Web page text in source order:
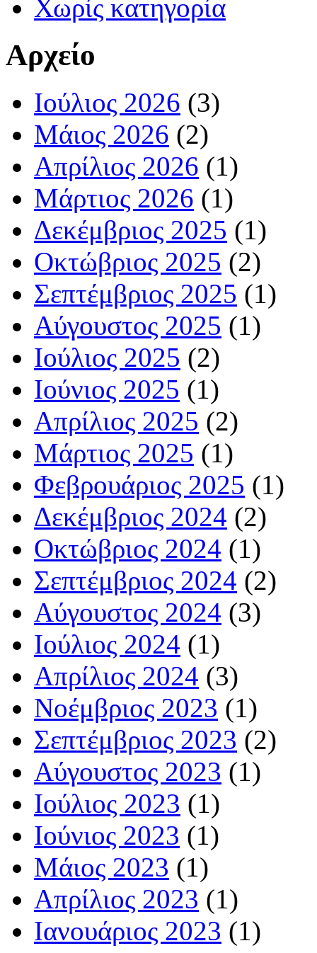
Χωρίς κατηγορία
Αρχείο
Ιούλιος 2026 (3)
Μάιος 2026 (2)
Απρίλιος 2026 (1)
Μάρτιος 2026 (1)
Δεκέμβριος 2025 (1)
Οκτώβριος 2025 (2)
Σεπτέμβριος 2025 (1)
Αύγουστος 2025 (1)
Ιούλιος 2025 (2)
Ιούνιος 2025 (1)
Απρίλιος 2025 (2)
Μάρτιος 2025 (1)
Φεβρουάριος 2025 (1)
Δεκέμβριος 2024 (2)
Οκτώβριος 2024 (1)
Σεπτέμβριος 2024 (2)
Αύγουστος 2024 (3)
Ιούλιος 2024 (1)
Απρίλιος 2024 (3)
Νοέμβριος 2023 (1)
Σεπτέμβριος 2023 (2)
Αύγουστος 2023 (1)
Ιούλιος 2023 (1)
Ιούνιος 2023 (1)
Μάιος 2023 (1)
Απρίλιος 2023 (1)
Ιανουάριος 2023 (1)